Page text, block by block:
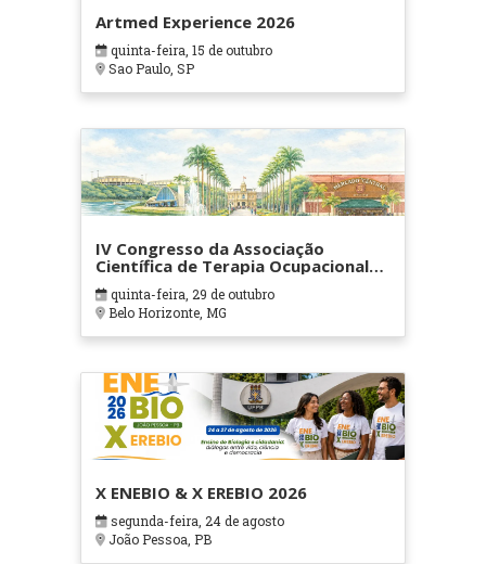
Artmed Experience 2026
quinta-feira, 15 de outubro
Sao Paulo, SP
IV Congresso da Associação
Científica de Terapia Ocupacional
em Contextos Hospitalares e
Cuidados Paliativos - ATOHOSP
quinta-feira, 29 de outubro
Belo Horizonte, MG
X ENEBIO & X EREBIO 2026
segunda-feira, 24 de agosto
João Pessoa, PB